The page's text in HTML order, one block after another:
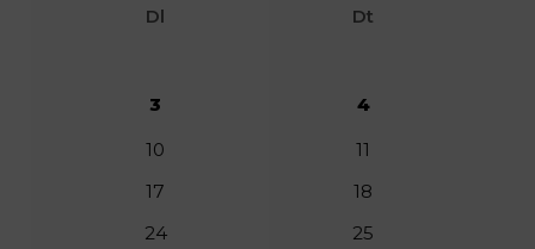
Dl Dt
3
4
10
11
17
18
24
25